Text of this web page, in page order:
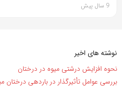
9 سال پیش
نوشته های اخیر
نحوه افزایش درشتی میوه در درختان
بررسی عوامل تأثیرگذار در باردهی درختان